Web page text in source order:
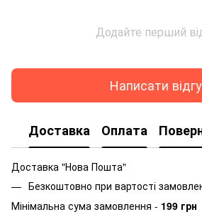
Додайте перший
Написати
Доставка Оплата
Доставка "Нова Пошта"
Безкоштовно при вартості
Мінімальна сума замовлення - 199 грн